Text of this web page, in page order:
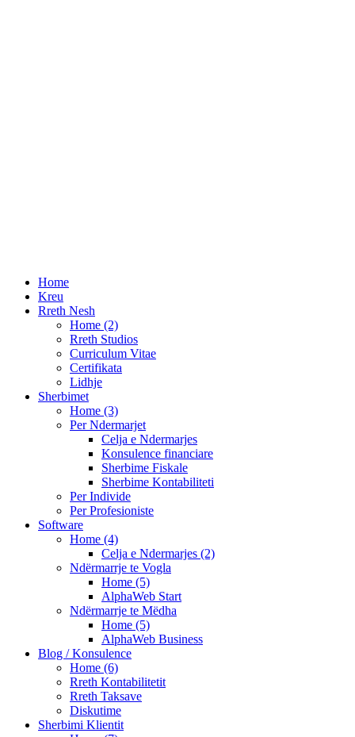
Home
Kreu
Rreth Nesh
Home (2)
Rreth Studios
Curriculum Vitae
Certifikata
Lidhje
Sherbimet
Home (3)
Per Ndermarjet
Celja e Ndermarjes
Konsulence financiare
Sherbime Fiskale
Sherbime Kontabiliteti
Per Individe
Per Profesioniste
Software
Home (4)
Celja e Ndermarjes (2)
Ndërmarrje te Vogla
Home (5)
AlphaWeb Start
Ndërmarrje te Mëdha
Home (5)
AlphaWeb Business
Blog / Konsulence
Home (6)
Rreth Kontabilitetit
Rreth Taksave
Diskutime
Sherbimi Klientit